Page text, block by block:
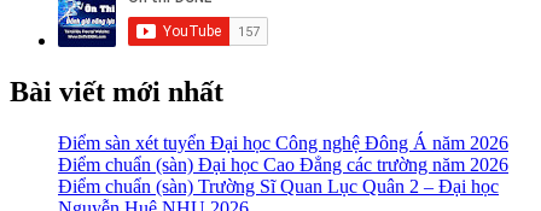
Bài viết mới nhất
Điểm sàn xét tuyển Đại học Công nghệ Đông Á năm 2026
Điểm chuẩn (sàn) Đại học Cao Đẳng các trường năm 2026
Điểm chuẩn (sàn) Trường Sĩ Quan Lục Quân 2 – Đại học